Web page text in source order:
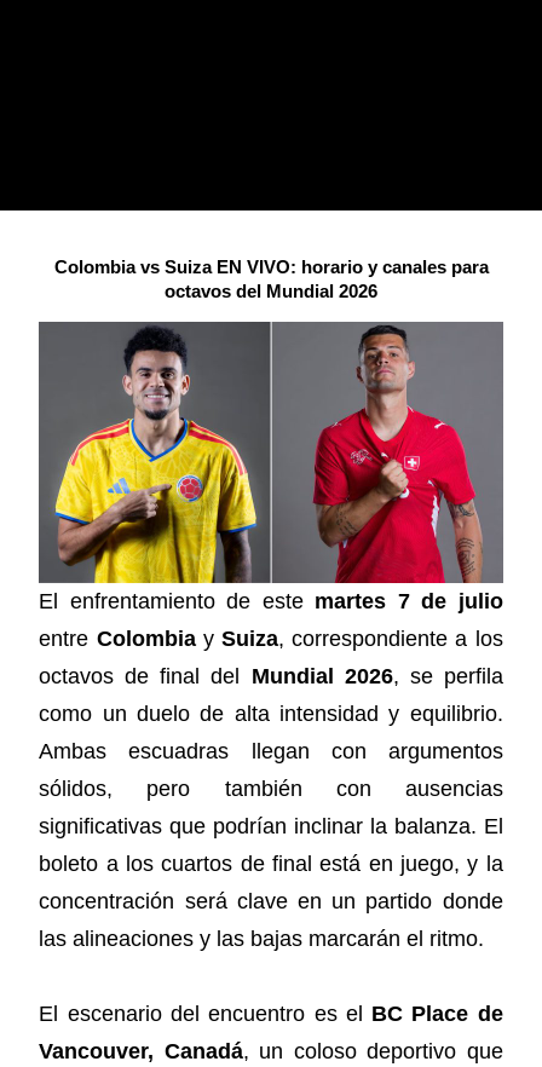
Colombia vs Suiza EN VIVO: horario y canales para
octavos del Mundial 2026
El enfrentamiento de este martes 7 de julio
entre ColombiaySuiza, correspondiente a los
octavos de final del Mundial 2026, se perfila
como un duelo de alta intensidad y equilibrio.
Ambas escuadras llegan con argumentos
sólidos, pero también con ausencias
significativas que podrían inclinar la balanza. El
boleto a los cuartos de final está en juego, y la
concentración será clave en un partido donde
las alineaciones y las bajas marcarán el ritmo.
El escenario del encuentro es el BC Place de
Vancouver, Canadá, un coloso deportivo que